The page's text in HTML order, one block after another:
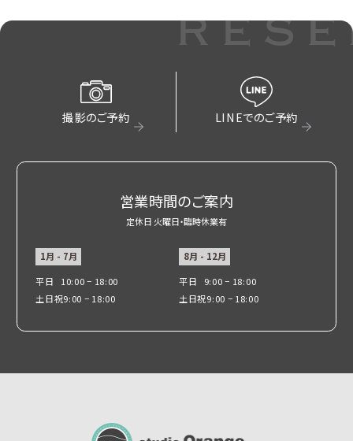
撮影のご予約 LINEでのご予約
営業時間のご案内
定休日 火曜日・臨時休業有
1月 - 7月
平日
10:00 − 18:00
土日祝9:00 − 18:00
8月 - 12月
平日
9:00 − 18:00
土日祝9:00 − 18:00